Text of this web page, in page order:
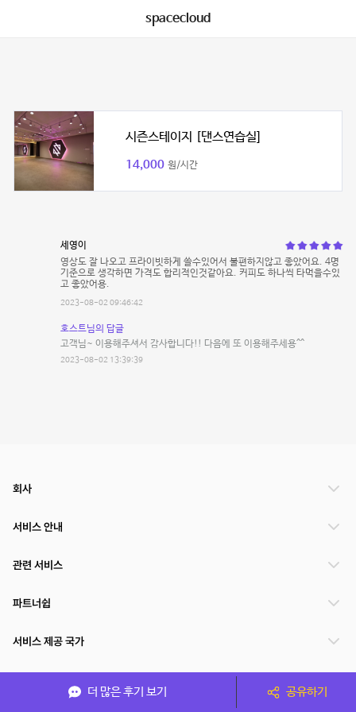
spacecloud
시즌스테이지 [댄스연습실]
14,000 원/시간
세영이
영상도 잘 나오고 프라이빗하게 쓸수있어서 불편하지않고 좋았어요. 4명
기준으로 생각하면 가격도 합리적인것같아요. 커피도 하나씩 타먹을수있
고 좋았어용.
2023-08-02 09:46:42
호스트님의 답글
고객님~ 이용해주셔서 감사합니다!! 다음에 또 이용해주세용^^
2023-08-02 13:39:39
더 많은 후기 보기 공유하기
회사
서비스 안내
관련 서비스
파트너쉽
서비스 제공 국가
(주)NSPACE 사업자정보